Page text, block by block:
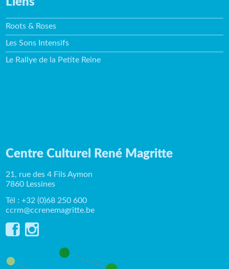
Roots & Roses
Les Sons Intensifs
Le Rallye de la Petite Reine
Centre Culturel René Magritte
21, rue des 4 Fils Aymon
7860 Lessines
Tél : +32 (0)68 250 600
ccrm@ccrenemagritte.be